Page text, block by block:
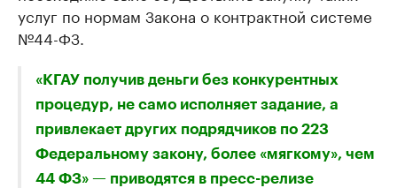
услуг по нормам Закона о контрактной системе
№44-ФЗ.
«КГАУ получив деньги без конкурентных
процедур, не само исполняет задание, а
привлекает других подрядчиков по 223
Федеральному закону, более «мягкому», чем
44 ФЗ» — приводятся в пресс-релизе